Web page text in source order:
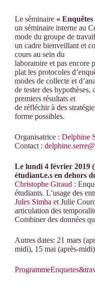
Le séminaire «
un séminaire interne au
mode du groupe de
un cadre bienveillant et
cours au sein du
laboratoire et pas encore
plat les protocoles
modes de collecte et
de tester des hypothèses,
premiers résultats et
de réfléchir à des
forme possibles.
Organisatrice : Delphine
Contact :
Le lundi 4 février 2019
étudiant.e.s en dehors
Christophe Giraud :
étudiants. L’usage des
Jules Simha et Julie
articulation des
Combiner des données
Autres dates: 21 mars
midi), 15 mai (après-midi)